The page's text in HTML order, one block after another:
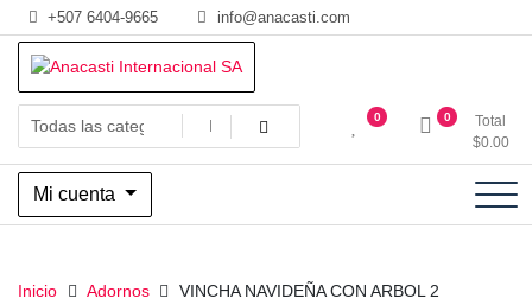
Saltar
al
contenido
+507 6404-9665 info@anacasti.com
Anacasti Internacional SA
Ventas de productos al por mayor de flores y plantas. juguetes,
navidad, religioso y adornos
0 0
Total
$0.00
Mi cuenta
Inicio Adornos
VINCHA NAVIDEÑA CON ARBOL 2